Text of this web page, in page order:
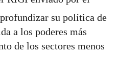
su política de
a los poderes más
de los sectores menos